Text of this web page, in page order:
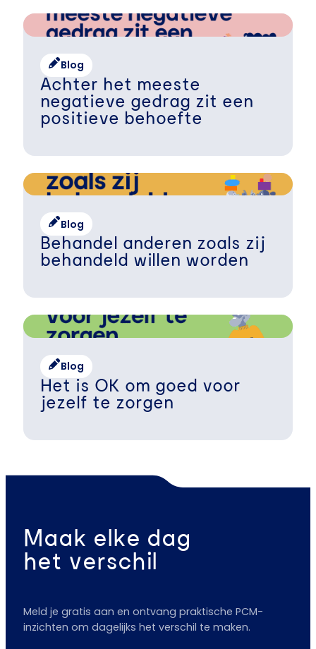
Blog
Achter het meeste
negatieve gedrag zit een
positieve behoefte
Blog
Behandel anderen zoals zij
behandeld willen worden
Blog
Het is OK om goed voor
jezelf te zorgen
Maak elke dag
het verschil
Meld je gratis aan en ontvang praktische PCM-
inzichten om dagelijks het verschil te maken.